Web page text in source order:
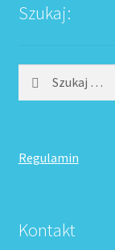
Szukaj:
Regulamin
Kontakt